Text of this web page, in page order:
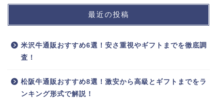
最近の投稿
米沢牛通販おすすめ6選！安さ重視やギフトまでを徹底調
査！
松阪牛通販おすすめ8選！激安から高級とギフトまでをラ
ンキング形式で解説！